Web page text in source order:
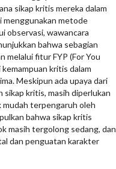
sikap kritis mereka dalam
menggunakan metode
observasi, wawancara
bahwa sebagian
melalui fitur FYP (For You
kritis dalam
Meskipun ada upaya dari
sikap kritis, masih diperlukan
terpengaruh oleh
bahwa sikap kritis
masih tergolong sedang, dan
dan penguatan karakter